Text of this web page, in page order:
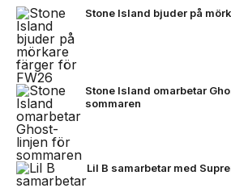
Stone Island bjuder på
Stone Island omarbetar
sommaren
Lil B samarbetar med